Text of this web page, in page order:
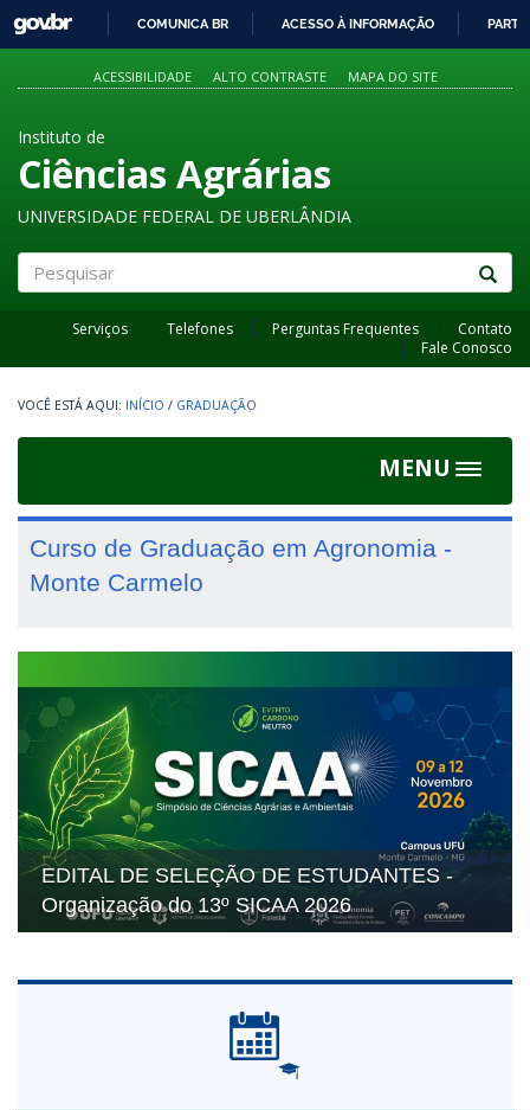
PARA
O
GOVBR
COMUNICA BR ACESSO À INFORMAÇÃO
ACESSIBILIDADE ALTO CONTRASTE MAPA DO SITE
Instituto de
Ciências Agrárias
UNIVERSIDADE FEDERAL DE UBERLÂNDIA
Serviços Telefones Perguntas Frequentes
Contato
Fale Conosco
INÍCIO / GRADUAÇÃO
MENU
Toggle
Curso de Graduação em Agronomia -
Monte Carmelo
EDITAL DE SELEÇÃO DE ESTUDANTES -
Organização do 13º SICAA 2026